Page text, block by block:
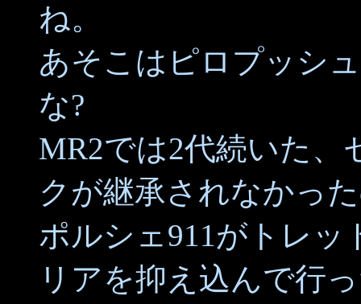
ね。
あそこはピロプッシ
な?
MR2では2代続いた、
クが継承されなかっ
ポルシェ911がトレ
リアを抑え込んで行